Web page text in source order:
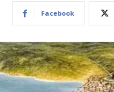
Facebook